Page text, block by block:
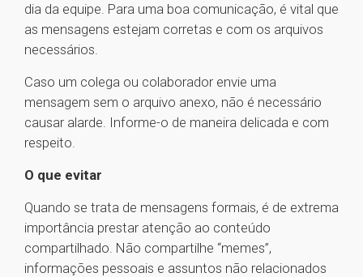
dia da equipe. Para uma boa comunicação, é vital que
as mensagens estejam corretas e com os arquivos
necessários.
Caso um colega ou colaborador envie uma
mensagem sem o arquivo anexo, não é necessário
causar alarde. Informe-o de maneira delicada e com
respeito.
O que evitar
Quando se trata de mensagens formais, é de extrema
importância prestar atenção ao conteúdo
compartilhado. Não compartilhe “memes”,
informações pessoais e assuntos não relacionados